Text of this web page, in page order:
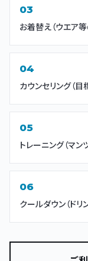
お着替え（ウエア
カウンセリング（
トレーニング（マン
クールダウン（ドリ